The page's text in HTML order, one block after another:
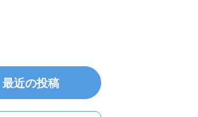
最近の投稿